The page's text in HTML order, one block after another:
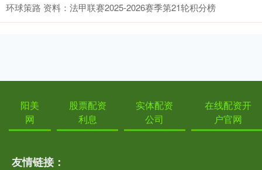
环球策路 资料：法甲联赛2025-2026赛季第21轮积分榜
阳美
网
股票配资
利息
实体配资
公司
在线配资开
户官网
友情链接：